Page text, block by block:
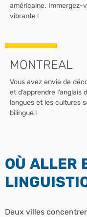
américaine. Immergez-
vibrante !
MONTREAL
Vous avez envie de
et d’apprendre
langues et les cultures
bilingue !
OÙ ALLER
Deux villes